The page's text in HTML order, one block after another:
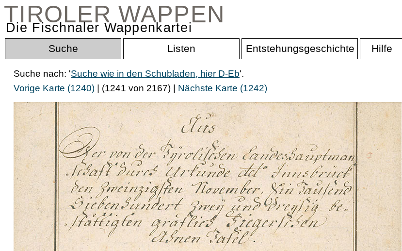
TIROLER WAPPEN
Die Fischnaler Wappenkartei
Suche Listen Entstehungsgeschichte Hilfe
Suche nach: 'Suche wie in den Schubladen, hier D-Eb'.
Vorige Karte (1240) | (1241 von 2167) | Nächste Karte (1242)